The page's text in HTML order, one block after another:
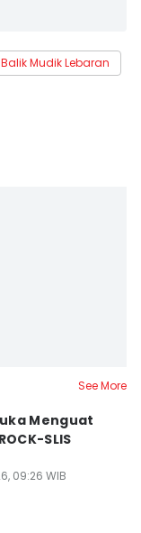
Mudik Lebaran
See More
Menguat
SLIS
09:26 WIB